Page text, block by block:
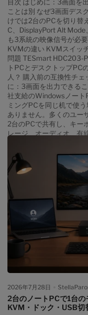
2、USBデータ...
目次 はじめに：3画面を
ことは別 なぜ3画面デス
けでは2台のPCを切り替
C、DisplayPort Alt Mode
も3系統の映像信号が必
KVMの違い KVMスイッ
問題 TESmart HDC203-
トPCとデスクトップPC
人？ 購入前の互換性チ
に：3画面を出力できる
社支給のWindowsノート
ミングPCを同じ机で使
ありません。多くのユー
2台のPCで共有し、キー
レージ、オーディオ、有
ば、ノートPC側のポー
それだけでノートPCと
ではありません。一般的
PCに映像端子、USB端
2台のコンピューターで
ないからです。 さらに
画面出力ができるとは
MST、GPUの外部ディス
複数の条件を確認する必
ックと3画面KVMが解決
WindowsノートPCとデ
共有するための判断基準
るためだけではありませ
時に確認しながら作業す
分けられることが重要で
は、1台目にコードエデ
ト、3台目にログ、ター
2026年7月28日
2台のノートPCで1台
KVM・ドック・USB切